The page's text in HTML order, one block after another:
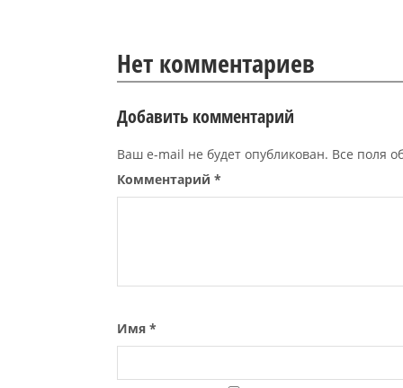
Нет комментариев
Добавить комментарий
Ваш e-mail не будет опубликован. Все поля
Комментарий *
Имя *